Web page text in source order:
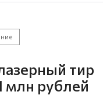
тир
млн рублей